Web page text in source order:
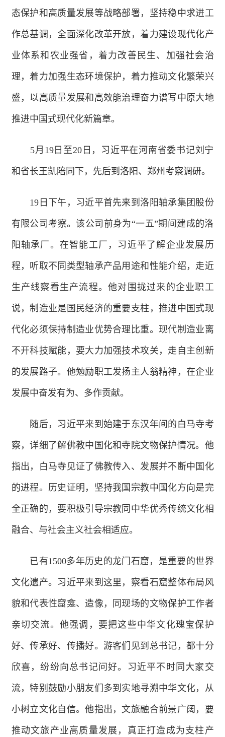
态保护和高质量发展等战略部署，坚持稳中求进工
作总基调，全面深化改革开放，着力建设现代化产
业体系和农业强省，着力改善民生、加强社会治
理，着力加强生态环境保护，着力推动文化繁荣兴
盛，以高质量发展和高效能治理奋力谱写中原大地
推进中国式现代化新篇章。
5月19日至20日，习近平在河南省委书记刘宁
和省长王凯陪同下，先后到洛阳、郑州考察调研。
19日下午，习近平首先来到洛阳轴承集团股份
有限公司考察。该公司前身为“一五”期间建成的洛
阳轴承厂。在智能工厂，习近平了解企业发展历
程，听取不同类型轴承产品用途和性能介绍，走近
生产线察看生产流程。他对围拢过来的企业职工
说，制造业是国民经济的重要支柱，推进中国式现
代化必须保持制造业优势合理比重。现代制造业离
不开科技赋能，要大力加强技术攻关，走自主创新
的发展路子。他勉励职工发扬主人翁精神，在企业
发展中奋发有为、多作贡献。
随后，习近平来到始建于东汉年间的白马寺考
察，详细了解佛教中国化和寺院文物保护情况。他
指出，白马寺见证了佛教传入、发展并不断中国化
的进程。历史证明，坚持我国宗教中国化方向是完
全正确的，要积极引导宗教同中华优秀传统文化相
融合、与社会主义社会相适应。
已有1500多年历史的龙门石窟，是重要的世界
文化遗产。习近平来到这里，察看石窟整体布局风
貌和代表性窟龛、造像，同现场的文物保护工作者
亲切交流。他强调，要把这些中华文化瑰宝保护
好、传承好、传播好。游客们见到总书记，都十分
欣喜，纷纷向总书记问好。习近平不时同大家交
流，特别鼓励小朋友们多到实地寻溯中华文化，从
小树立文化自信。他指出，文旅融合前景广阔，要
推动文旅产业高质量发展，真正打造成为支柱产